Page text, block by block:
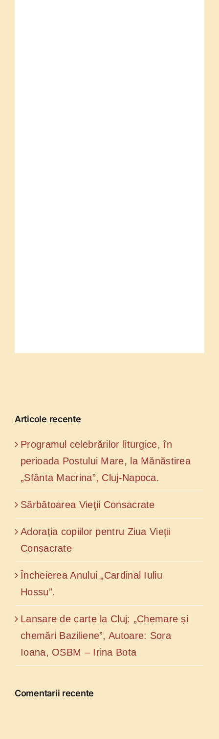
Articole recente
Programul celebrărilor liturgice, în
perioada Postului Mare, la Mănăstirea
„Sfânta Macrina”, Cluj-Napoca.
Sărbătoarea Vieţii Consacrate
Adorația copiilor pentru Ziua Vieții
Consacrate
Încheierea Anului „Cardinal Iuliu
Hossu”.
Lansare de carte la Cluj: „Chemare și
chemări Baziliene”, Autoare: Sora
Ioana, OSBM – Irina Bota
Comentarii recente